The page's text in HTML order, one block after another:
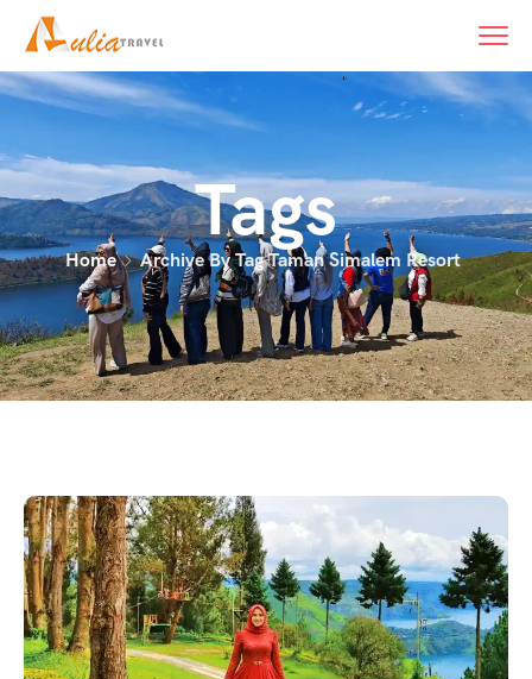
Tags
Home Archive By Tag Taman Simalem Resort